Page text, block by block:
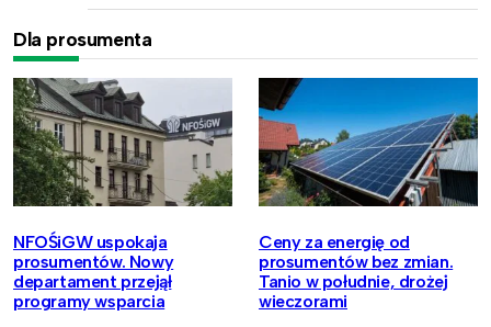
Dla prosumenta
NFOŚiGW uspokaja
prosumentów. Nowy
departament przejął
programy wsparcia
Ceny za energię od
prosumentów bez zmian.
Tanio w południe, drożej
wieczorami